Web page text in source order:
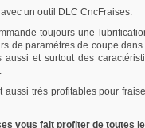
un outil DLC CncFraises.
toujours une
de paramètres de coupe
et surtout des
très profitables pour
vous fait profiter de toutes